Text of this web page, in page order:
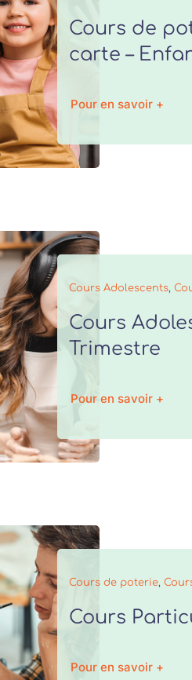
Cours de
carte –
Pour en savoir +
Cours Adolescents,
Cours
Trimestre
Pour en savoir +
Cours de poterie,
Cours
Pour en savoir +